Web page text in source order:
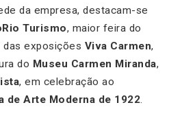
da empresa, destacam-se
Turismo, maior feira do
exposições Viva Carmen,
do Museu Carmen Miranda,
, em celebração ao
de Arte Moderna de 1922.